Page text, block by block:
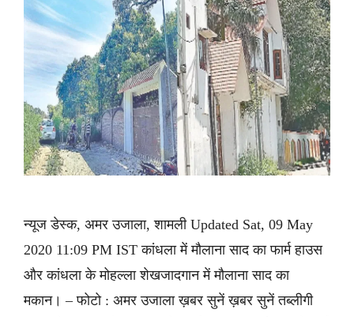
न्यूज डेस्क, अमर उजाला, शामली Updated Sat, 09 May
2020 11:09 PM IST कांधला में मौलाना साद का फार्म हाउस
और कांधला के मोहल्ला शेखजादगान में मौलाना साद का
मकान। – फोटो : अमर उजाला ख़बर सुनें ख़बर सुनें तब्लीगी